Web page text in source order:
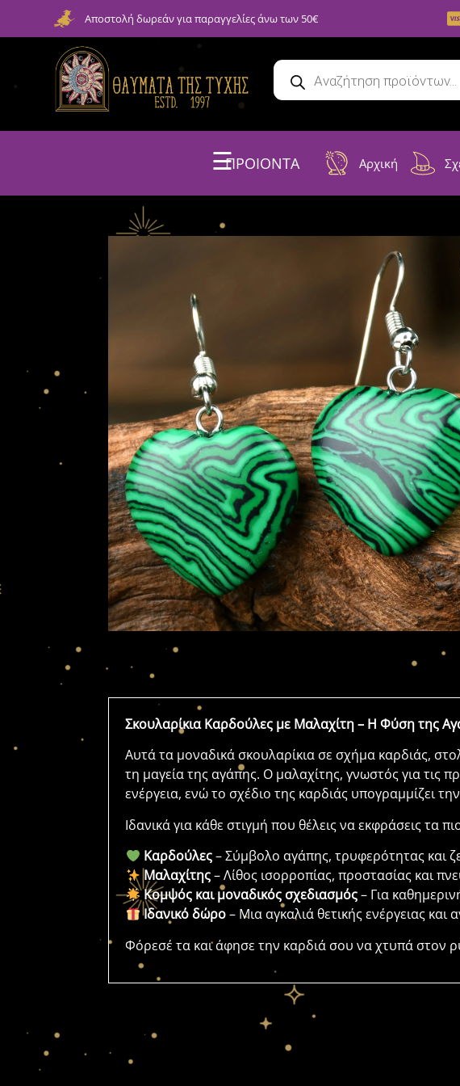
Αποστολή δωρεάν για παραγγελίες άνω των 50€
☰ΠΡΟΙΟΝΤΑ Αρχική
Σκουλαρίκια Καρδούλες με Μαλαχίτη – Η Φύση της
Αυτά τα μοναδικά σκουλαρίκια σε σχήμα καρδιάς,
τη μαγεία της αγάπης. Ο μαλαχίτης, γνωστός για τις
ενέργεια, ενώ το σχέδιο της καρδιάς υπογραμμίζει
Ιδανικά για κάθε στιγμή που θέλεις να εκφράσεις τα
Καρδούλες– Σύμβολο αγάπης, τρυφερότητας και
Μαλαχίτης– Λίθος ισορροπίας, προστασίας και
Κομψός και μοναδικός σχεδιασμός– Για
Ιδανικό δώρο– Μια αγκαλιά θετικής ενέργειας και
Φόρεσέ τα και άφησε την καρδιά σου να χτυπά στον